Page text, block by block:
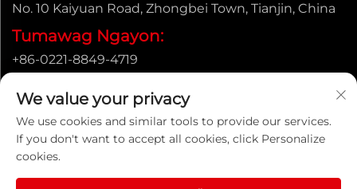
No. 10 Kaiyuan Road, Zhongbei Town, Tianjin, China
Tumawag Ngayon:
+86-0221-8849-4719
[email protected]
We value your privacy
We use cookies and similar tools to provide our services.
If you don't want to accept all cookies, click Personalize
cookies.